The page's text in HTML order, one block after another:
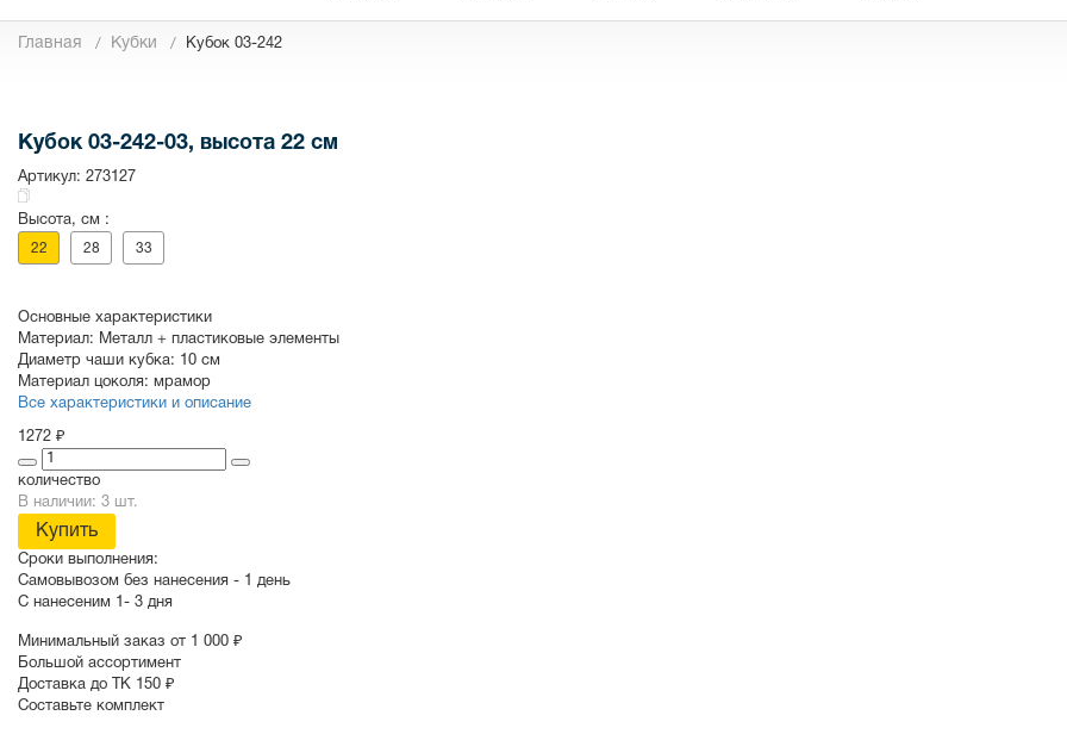
СУВЕНИРЫ
Главная Кубки Кубок 03-242
Кубок 03-242-03, высота 22 см
Артикул: 273127
Высота, см :
22 28 33
Основные характеристики
Материал: Металл + пластиковые элементы
Диаметр чаши кубка: 10 см
Материал цоколя: мрамор
Все характеристики и описание
1272 ₽
количество
В наличии: 3 шт.
Купить
Сроки выполнения:
Самовывозом без нанесения - 1 день
С нанесеним 1- 3 дня
Минимальный заказ от 1 000 ₽
Большой ассортимент
Доставка до ТК 150 ₽
Составьте комплект